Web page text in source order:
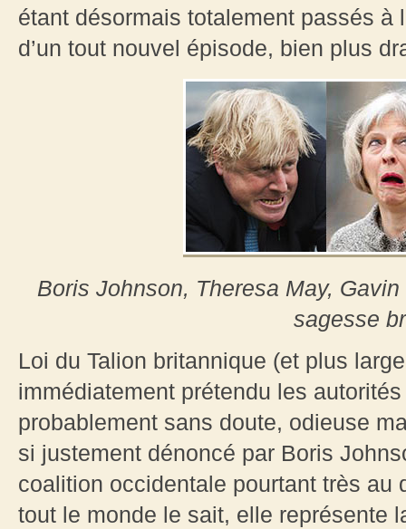
étant désormais totalement passés à
d’un tout nouvel épisode, bien plus
Boris Johnson, Theresa May,
sagesse
Loi du Talion britannique (et plus
immédiatement prétendu les
probablement sans doute, odieuse
si justement dénoncé par Boris
coalition occidentale pourtant très au
tout le monde le sait, elle représente